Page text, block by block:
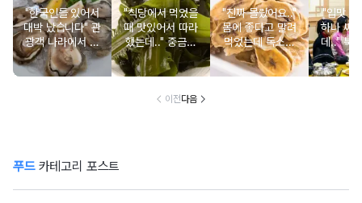
"한국인들 있어서
대박 났습니다" 관
광객 나라에서 남
녀노소 보양식처
럼 먹는 음식
"식당에서 먹었을
때 맛있어서 따라
했는데.." 중금속
싹 다 빠질 줄 몰
랐어요
"진짜 몰랐어요.."
몸에 좋다고 말려
먹었는데 독소를
먹고 있었던 의외
의 음식
"입맛 없
하나 싸
데.." 북
외로 안
건
이전다음
푸드카테고리 포스트